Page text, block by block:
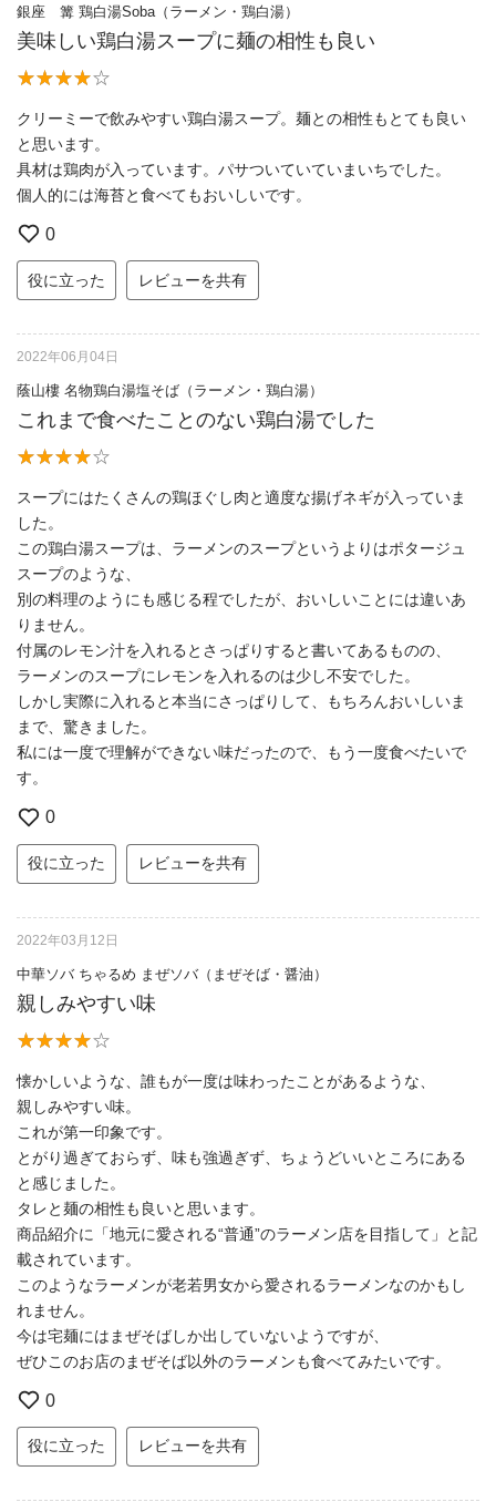
銀座 篝 鶏白湯Soba（ラーメン・鶏白湯）
美味しい鶏白湯スープに麺の相性も良い
クリーミーで飲みやすい鶏白湯スープ。麺との相性もとても良い
と思います。
具材は鶏肉が入っています。パサついていていまいちでした。
個人的には海苔と食べてもおいしいです。
0
役に立った レビューを共有
2022年06月04日
蔭山樓 名物鶏白湯塩そば（ラーメン・鶏白湯）
これまで食べたことのない鶏白湯でした
スープにはたくさんの鶏ほぐし肉と適度な揚げネギが入っていま
した。
この鶏白湯スープは、ラーメンのスープというよりはポタージュ
スープのような、
別の料理のようにも感じる程でしたが、おいしいことには違いあ
りません。
付属のレモン汁を入れるとさっぱりすると書いてあるものの、
ラーメンのスープにレモンを入れるのは少し不安でした。
しかし実際に入れると本当にさっぱりして、もちろんおいしいま
まで、驚きました。
私には一度で理解ができない味だったので、もう一度食べたいで
す。
0
役に立った レビューを共有
2022年03月12日
中華ソバ ちゃるめ まぜソバ（まぜそば・醤油）
親しみやすい味
懐かしいような、誰もが一度は味わったことがあるような、
親しみやすい味。
これが第一印象です。
とがり過ぎておらず、味も強過ぎず、ちょうどいいところにある
と感じました。
タレと麺の相性も良いと思います。
商品紹介に「地元に愛される“普通”のラーメン店を目指して」と記
載されています。
このようなラーメンが老若男女から愛されるラーメンなのかもし
れません。
今は宅麺にはまぜそばしか出していないようですが、
ぜひこのお店のまぜそば以外のラーメンも食べてみたいです。
0
役に立った レビューを共有